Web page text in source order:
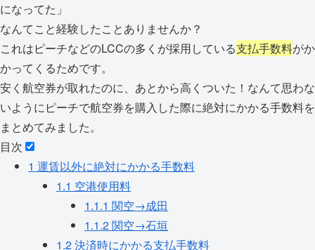
になってた」
なんてこと経験したことありませんか？
これはピーチなどのLCCの多くが採用している支払手数料がか
かってくるためです。
安く航空券が取れたのに、あとから高くついた！なんて思わな
いようにピーチで航空券を購入した際に絶対にかかる手数料を
まとめてみました。
目次
1 運賃以外に絶対にかかる手数料
1.1 空港使用料
1.1.1 関空→成田
1.1.2関空→石垣
1.2決済時にかかる支払手数料